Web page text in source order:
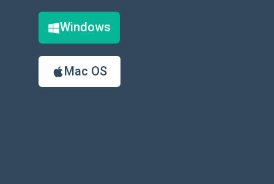
Windows
Mac OS